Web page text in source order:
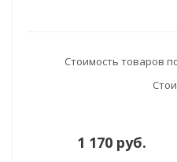
Стоимость товаров
1 170 руб.